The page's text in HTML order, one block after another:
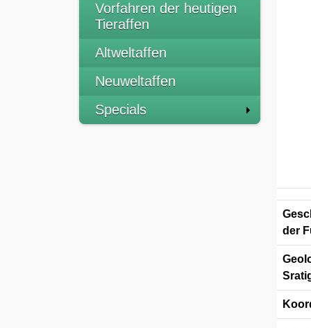
Vorfahren der heutigen
Tieraffen
Altweltaffen
Neuweltaffen
Specials
der